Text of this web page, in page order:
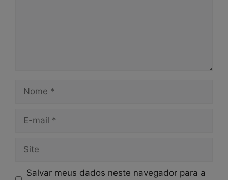
Nome
Site
Salvar meus dados neste navegador para a